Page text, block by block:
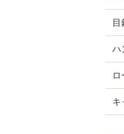
目
ハ
ロ
キ